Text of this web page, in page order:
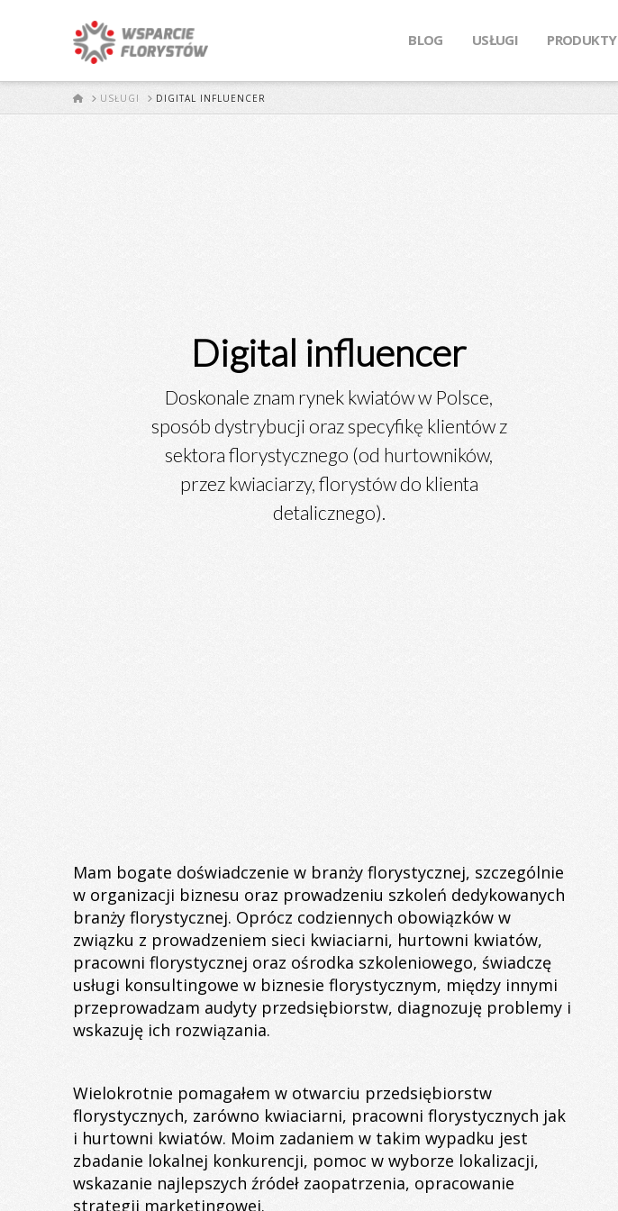
BLOG USŁUGI PRODUKTY
STARTUSŁUGI DIGITAL INFLUENCER
Digital influencer
Doskonale znam rynek kwiatów w Polsce,
sposób dystrybucji oraz specyfikę klientów z
sektora florystycznego (od hurtowników,
przez kwiaciarzy, florystów do klienta
detalicznego).
Mam bogate doświadczenie w branży florystycznej, szczególnie
w organizacji biznesu oraz prowadzeniu szkoleń dedykowanych
branży florystycznej. Oprócz codziennych obowiązków w
związku z prowadzeniem sieci kwiaciarni, hurtowni kwiatów,
pracowni florystycznej oraz ośrodka szkoleniowego, świadczę
usługi konsultingowe w biznesie florystycznym, między innymi
przeprowadzam audyty przedsiębiorstw, diagnozuję problemy i
wskazuję ich rozwiązania.
Wielokrotnie pomagałem w otwarciu przedsiębiorstw
florystycznych, zarówno kwiaciarni, pracowni florystycznych jak
i hurtowni kwiatów. Moim zadaniem w takim wypadku jest
zbadanie lokalnej konkurencji, pomoc w wyborze lokalizacji,
wskazanie najlepszych źródeł zaopatrzenia, opracowanie
strategii marketingowej.